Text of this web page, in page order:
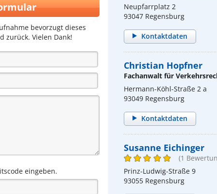
bevorzugt dieses
zurück. Vielen Dank!
eingeben.
Neupfarrplatz 2
93047 Regensburg
Kontaktdaten
Christian Hopfner
Fachanwalt für
Hermann-Köhl-Straße 2 a
93049 Regensburg
Kontaktdaten
Susanne Eichinger
(1
Prinz-Ludwig-Straße 9
93055 Regensburg